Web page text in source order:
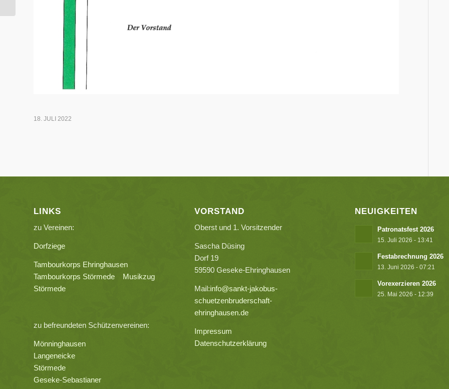
18. JULI 2022
LINKS
zu Vereinen:
Dorfziege
Tambourkorps Ehringhausen
Tambourkorps Störmede
Musikzug
Störmede
zu befreundeten Schützenvereinen:
Mönninghausen
Langeneicke
Störmede
Geseke-Sebastianer
VORSTAND
Oberst und 1. Vorsitzender
Sascha Düsing
Dorf 19
59590 Geseke-Ehringhausen
Mail:info@sankt-jakobus-
schuetzenbruderschaft-
ehringhausen.de
Impressum
Datenschutzerklärung
NEUIGKEITEN
Patronatsfest 2026
15. Juli 2026 - 13:41
Festabrechnung 2026
13. Juni 2026 - 07:21
Vorexerzieren 2026
25. Mai 2026 - 12:39